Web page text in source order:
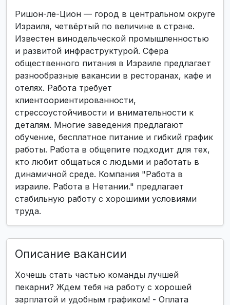
Ришон-ле-Цион — город в центральном округе
Израиля, четвёртый по величине в стране.
Известен винодельческой промышленностью
и развитой инфраструктурой. Сфера
общественного питания в Израиле предлагает
разнообразные вакансии в ресторанах, кафе и
отелях. Работа требует
клиентоориентированности,
стрессоустойчивости и внимательности к
деталям. Многие заведения предлагают
обучение, бесплатное питание и гибкий график
работы. Работа в общепите подходит для тех,
кто любит общаться с людьми и работать в
динамичной среде. Компания "Работа в
израиле. Работа в Нетании." предлагает
стабильную работу с хорошими условиями
труда.
Описание вакансии
Хочешь стать частью команды лучшей
пекарни? Ждем тебя на работу с хорошей
зарплатой и удобным графиком! - Оплата